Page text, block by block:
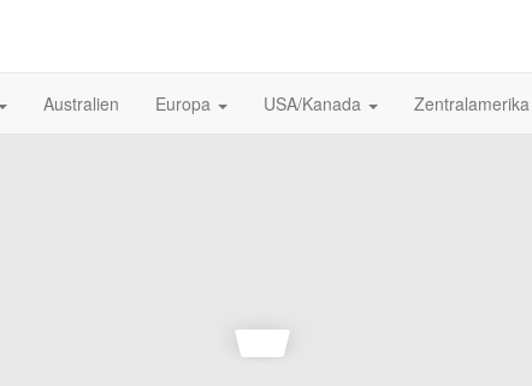
Australien Europa USA/Kanada Zentralamerika